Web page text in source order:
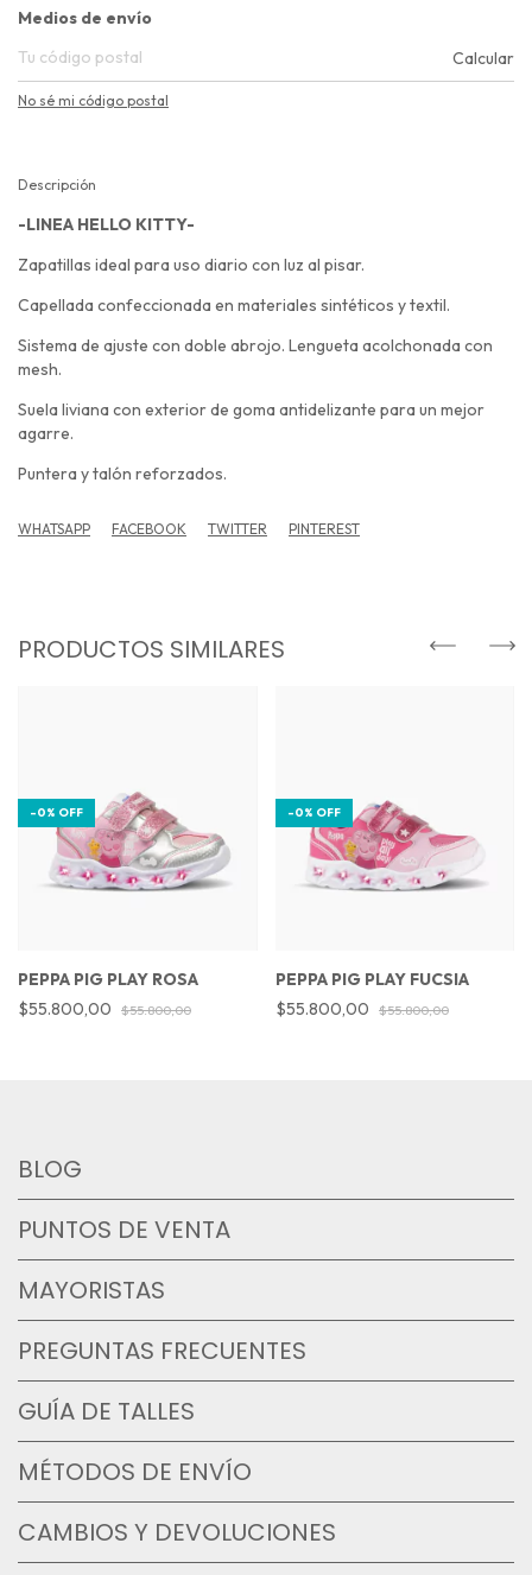
Entregas para el CP:
Medios de envío
Calcular
No sé mi código postal
Descripción
-LINEA HELLO KITTY-
Zapatillas ideal para uso diario con luz al pisar.
Capellada confeccionada en materiales sintéticos y textil.
Sistema de ajuste con doble abrojo. Lengueta acolchonada con
mesh.
Suela liviana con exterior de goma antidelizante para un mejor
agarre.
Puntera y talón reforzados.
WHATSAPP FACEBOOK TWITTER PINTEREST
PRODUCTOS SIMILARES
-0% OFF
PEPPA PIG PLAY ROSA
$55.800,00
$55.800,00
-0% OFF
PEPPA PIG PLAY FUCSIA
$55.800,00
$55.800,00
BLOG
PUNTOS DE VENTA
MAYORISTAS
PREGUNTAS FRECUENTES
GUÍA DE TALLES
MÉTODOS DE ENVÍO
CAMBIOS Y DEVOLUCIONES